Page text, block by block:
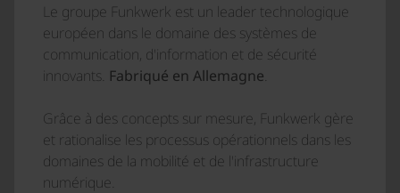
Le groupe Funkwerk est un leader technologique
européen dans le domaine des systèmes de
communication, d'information et de sécurité
innovants. Fabriqué en Allemagne.
Grâce à des concepts sur mesure, Funkwerk gère
et rationalise les processus opérationnels dans les
domaines de la mobilité et de l'infrastructure
numérique.